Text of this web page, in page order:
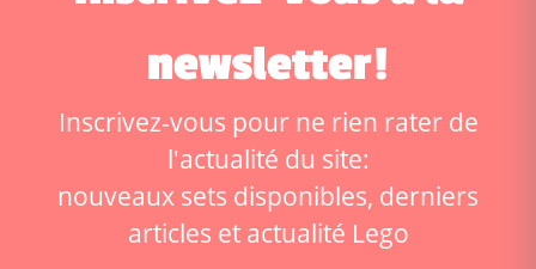
newsletter!
Inscrivez-vous pour ne rien rater de
l'actualité du site:
nouveaux sets disponibles, derniers
articles et actualité Lego